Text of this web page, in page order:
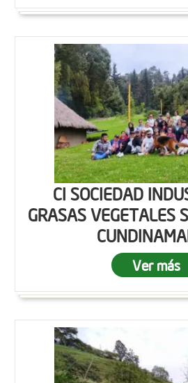
CI SOCIEDAD
GRASAS VEGETALES
Ver más